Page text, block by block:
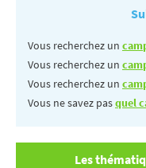
Vous recherchez un
Vous recherchez un
Vous recherchez un
Vous ne savez pasquel
Les